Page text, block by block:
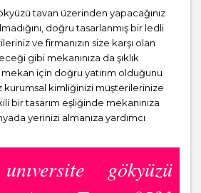
tavan üzerinden yapacağınız
doğru tasarlanmış bir ledli
ve firmanızın size karşı olan
gibi mekanınıza da şıklık
için doğru yatırım olduğunu
kurumsal kimliğinizi müşterilerinize
bir tasarım eşliğinde mekanınıza
yerinizi almanıza yardımcı
gökyüzü